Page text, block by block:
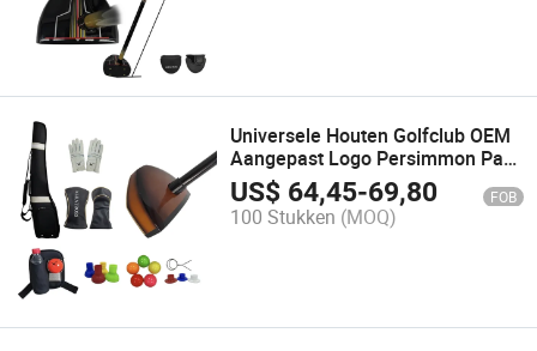
Universele Houten Golfclub OEM
Aangepast Logo Persimmon Park
Golfclub
US$ 64,45-69,80 FOB
100 Stukken (MOQ)